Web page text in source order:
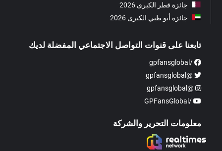
جائزة قطر الكبرى 2026
جائزة أبو ظبي الكبرى 2026
تابعنا على قنوات التواصل الاجتماعي المفضلة لديك
/gpfansglobal
@gpfansglobal
@gpfansglobal
/GPFansGlobal
معلومات التحرير والشركة